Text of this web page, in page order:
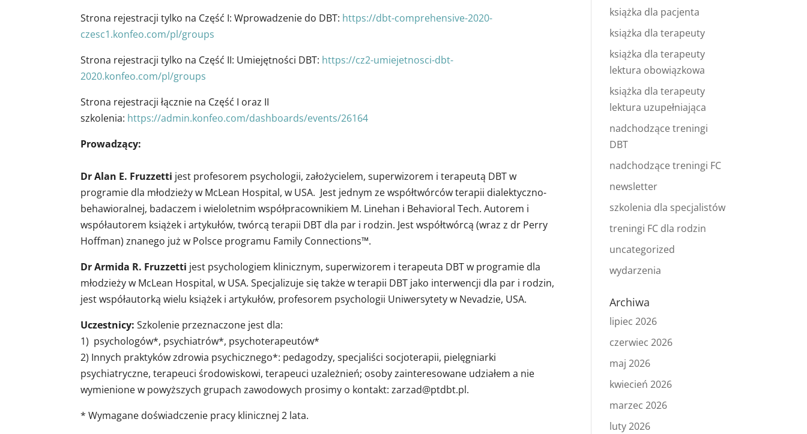
Strona rejestracji tylko na Część I: Wprowadzenie do DBT: https://dbt-comprehensive-2020-
czesc1.konfeo.com/pl/groups
Strona rejestracji tylko na Część II: Umiejętności DBT: https://cz2-umiejetnosci-dbt-
2020.konfeo.com/pl/groups
Strona rejestracji łącznie na Część I oraz II
szkolenia: https://admin.konfeo.com/dashboards/events/26164
Prowadzący:
Dr Alan E. Fruzzetti jest profesorem psychologii, założycielem, superwizorem i terapeutą DBT w
programie dla młodzieży w McLean Hospital, w USA. Jest jednym ze współtwórców terapii dialektyczno-
behawioralnej, badaczem i wieloletnim współpracownikiem M. Linehan i Behavioral Tech. Autorem i
współautorem książek i artykułów, twórcą terapii DBT dla par i rodzin. Jest współtwórcą (wraz z dr Perry
Hoffman) znanego już w Polsce programu Family Connections™.
Dr Armida R. Fruzzetti jest psychologiem klinicznym, superwizorem i terapeuta DBT w programie dla
młodzieży w McLean Hospital, w USA. Specjalizuje się także w terapii DBT jako interwencji dla par i rodzin,
jest współautorką wielu książek i artykułów, profesorem psychologii Uniwersytety w Nevadzie, USA.
Uczestnicy:Szkolenie przeznaczone jest dla:
1) psychologów*, psychiatrów*, psychoterapeutów*
2) Innych praktyków zdrowia psychicznego*: pedagodzy, specjaliści socjoterapii, pielęgniarki
psychiatryczne, terapeuci środowiskowi, terapeuci uzależnień; osoby zainteresowane udziałem a nie
wymienione w powyższych grupach zawodowych prosimy o kontakt:zarzad@ptdbt.pl.
* Wymagane doświadczenie pracy klinicznej 2 lata.
książka dla pacjenta
książka dla terapeuty
książka dla terapeuty
lektura obowiązkowa
książka dla terapeuty
lektura uzupełniająca
nadchodzące treningi
DBT
nadchodzące treningi FC
newsletter
szkolenia dla specjalistów
treningi FC dla rodzin
uncategorized
wydarzenia
Archiwa
lipiec 2026
czerwiec 2026
maj 2026
kwiecień 2026
marzec 2026
luty 2026